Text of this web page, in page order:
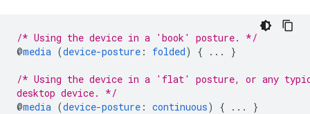
/* Using the device in a 'book' posture. */
@media (device-posture : folded) { ... }
/* Using the device in a 'flat' posture, or any
desktop device. */
@media (device-posture : continuous) { ... }